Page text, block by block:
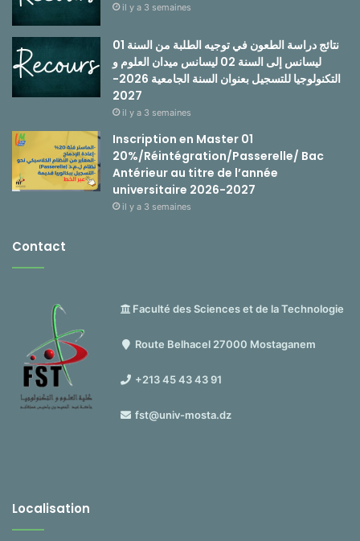
il y a 3 semaines
نتائج دراسة الطعون في توجيه الطلبة من السنة 01
ليسانس إلى السنة 02 ليسانس ميدان العلوم و
التكنولوجيا للتسجيل بعنوان السنة الجامعية 2026-
2027
il y a 3 semaines
Inscription en Master 01
20%/Réintégration/Passerelle/ Bac
Antérieur au titre de l’année
universitaire 2026-2027
il y a 3 semaines
Contact
Faculté des Sciences et de la Technologie
Route Belhacel 27000 Mostaganem
+213 45 43 43 91
fst@univ-mosta.dz
Localisation